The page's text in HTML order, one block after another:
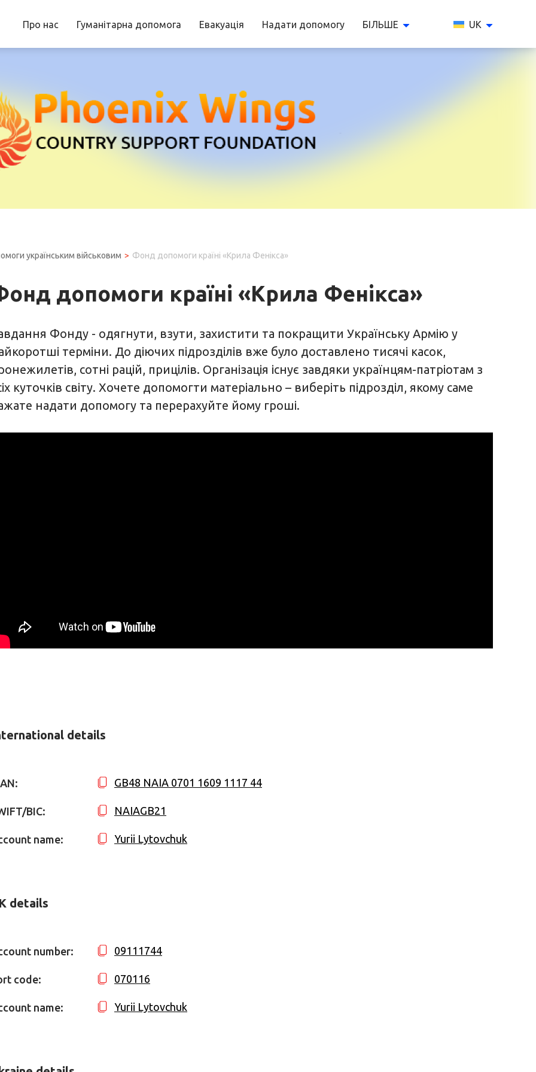
Про нас Гуманітарна допомога Евакуація Надати допомогу БІЛЬШЕ UK
українським військовим Фонд допомоги країні «Крила Фенікса»
допомоги країні «Крила Фенікса»
Фонду - одягнути, взути, захистити та покращити Українську Армію у
терміни. До діючих підрозділів вже було доставлено тисячі касок,
сотні рацій, прицілів. Організація існує завдяки українцям-патріотам з
куточків світу. Хочете допомогти матеріально – виберіть підрозділ, якому саме
надати допомогу та перерахуйте йому гроші.
details
GB48 NAIA 0701 1609 1117 44
BIC: NAIAGB21
name: Yurii Lytovchuk
details
number: 09111744
code: 070116
name: Yurii Lytovchuk